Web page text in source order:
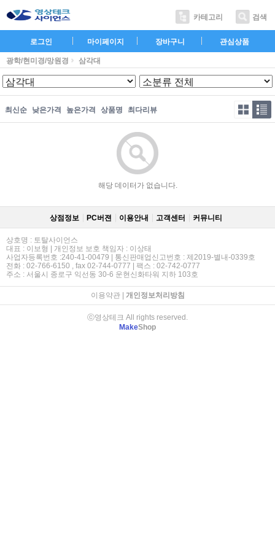
카테고리 검색
로그인 마이페이지 장바구니 관심상품
광학/현미경/망원경 삼각대
최신순 낮은가격 높은가격 상품명 최다리뷰
해당 데이터가 없습니다.
상점정보 PC버젼 이용안내 고객센터 커뮤니티
상호명 : 토탈사이언스
대표 : 이보형 | 개인정보 보호 책임자 : 이상태
사업자등록번호 :240-41-00479 | 통신판매업신고번호 : 제2019-별내-0339호
전화 : 02-766-6150 , fax 02-744-0777 | 팩스 : 02-742-0777
주소 : 서울시 종로구 익선동 30-6 운현신화타워 지하 103호
이용약관| 개인정보처리방침
ⓒ영상테크 All rights reserved.
MakeShop